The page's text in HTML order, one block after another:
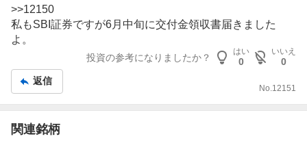
示
板
記
>>12150
私もSBI 証券ですが6月中旬に交付金領収書届きました
よ。
投資の参考になりましたか？
はい
0
いいえ
0
返信
No. 12151
関連銘柄